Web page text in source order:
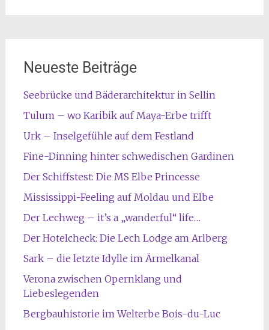
Neueste Beiträge
Seebrücke und Bäderarchitektur in Sellin
Tulum – wo Karibik auf Maya-Erbe trifft
Urk – Inselgefühle auf dem Festland
Fine-Dinning hinter schwedischen Gardinen
Der Schiffstest: Die MS Elbe Princesse
Mississippi-Feeling auf Moldau und Elbe
Der Lechweg – it’s a „wanderful“ life…
Der Hotelcheck: Die Lech Lodge am Arlberg
Sark – die letzte Idylle im Ärmelkanal
Verona zwischen Opernklang und
Liebeslegenden
Bergbauhistorie im Welterbe Bois-du-Luc